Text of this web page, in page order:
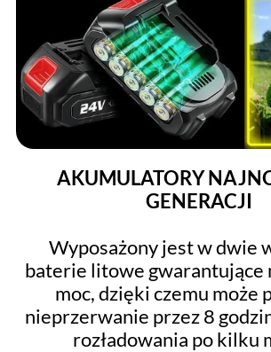
AKUMULATORY
GENERACJI
Wyposażony jest w dwie
baterie litowe gwarantujące
moc, dzięki czemu może
nieprzerwanie przez 8
rozładowania po kilku